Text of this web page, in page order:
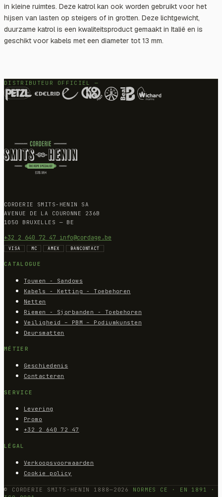
in kleine ruimtes. Deze katrol kan ook worden gebruikt voor het
hijsen van lasten op steigers of in grotten. Deze lichtgewicht,
duurzame katrol is een kwaliteitsproduct gemaakt in Italië en is
geschikt voor kabels met een diameter tot 13 mm.
DISTRIBUTEUR OFFICIEL —
CORDERIE SMITS-HENIN SA
AVENUE DE LA COURONNE 236B
1050 BRUXELLES — BE
+32 2 640 72 47 info@cordage.be
VISA MC AMEX BANCONTACT
CATALOGUE
Touwen - Sandows
Kabels - Ketting - Toebehoren
Netten
Riemen - Sjorbanden - Toebehoren
Veiligheid – PBM – Podiumkunsten
Deursmatten
MÉTIER
Geschiedenis
Contacteren
SERVICE
Levering
Promo
+32 2 640 72 47
LÉGAL
Verkoopsvoorwaarden
Cookie policy
© CORDERIE SMITS-HENIN 1888—2026
NORMES CE · EN 1891 ·